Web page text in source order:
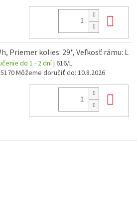
Priemer kolies: 29", Veľkosť rámu: L
do 1 - 2 dní| 616/L
Môžeme doručiť do: 10.8.2026